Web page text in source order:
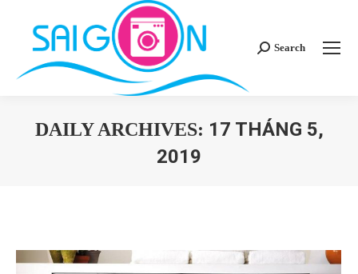
Search:
Search
DAILY ARCHIVES: 17 THÁNG 5,
2019